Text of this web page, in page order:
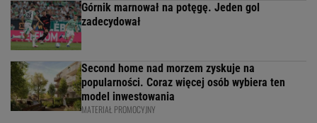
Górnik marnował na potęgę. Jeden gol
zadecydował
Second home nad morzem zyskuje na
popularności. Coraz więcej osób wybiera ten
model inwestowania
MATERIAŁ PROMOCYJNY